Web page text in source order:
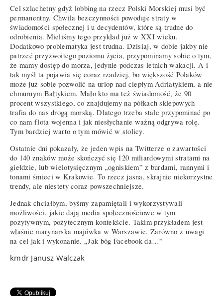
Cel szlachetny gdyż lobbing na rzecz Polski Morskiej musi być
permanentny. Chwila bezczynności powoduje straty w
świadomości społecznej i u decydentów, które są trudne do
odrobienia. Mieliśmy tego przykład już w XXI wieku.
Dodatkowo problematyka jest trudna. Dzisiaj, w dobie jakby nie
patrzeć przyzwoitego poziomu życia, przypominamy sobie o tym,
że mamy dostęp do morza, jedynie podczas letnich wakacji. A i
tak myśl ta pojawia się coraz rzadziej, bo większość Polaków
może już sobie pozwolić na urlop nad ciepłym Adriatykiem, a nie
chmurnym Bałtykiem. Mało kto ma też świadomość, że 90
procent wszystkiego, co znajdujemy na półkach sklepowych
trafia do nas drogą morską. Dlatego trzeba stale przypominać po
co nam flota wojenna i jak niesłychanie ważną odgrywa rolę.
Tym bardziej warto o tym mówić w stolicy.
Ostatnie dni pokazały, że jeden wpis na Twitterze o zawartości
do 140 znaków może skończyć się 120 miliardowymi stratami na
giełdzie, lub wielotysięcznym „ogniskiem” z burdami, rannymi i
tonami śmieci w Krakowie. To rzecz jasna, skrajnie niekorzystne
trendy, ale niestety coraz powszechniejsze.
Jednak chciałbym, byśmy zapamiętali i wykorzystywali
możliwości, jakie dają media społecznościowe w tym
pozytywnym, pożytecznym kontekście. Takim przykładem jest
właśnie marynarska majówka w Warszawie. Zarówno z uwagi
na cel jak i wykonanie. „Jak bóg Facebook da…”
kmdr Janusz Walczak